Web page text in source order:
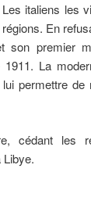
italiens les
En
son premier
La
permettre de
cédant les
Libye.